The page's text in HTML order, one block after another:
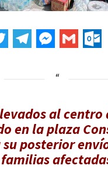
al centro
en la plaza
posterior
familias